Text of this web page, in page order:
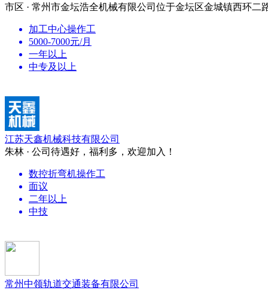
市区 · 常州市金坛浩全机械有限公司位于金坛区金城镇西环二
加工中心操作工
5000-7000元/月
一年以上
中专及以上
江苏天鑫机械科技有限公司
朱林 · 公司待遇好，福利多，欢迎加入！
数控折弯机操作工
面议
二年以上
中技
常州中领轨道交通装备有限公司